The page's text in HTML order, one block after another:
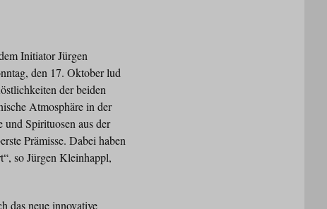
Initiator Jürgen
den 17. Oktober lud
der beiden
Atmosphäre in der
und Spirituosen aus der
Prämisse. Dabei haben
so Jürgen Kleinhappl,
das neue innovative